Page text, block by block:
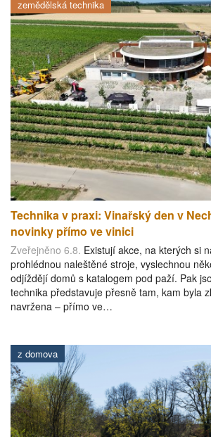
zemědělská technika
Technika v praxi: Vinařský den v
novinky přímo ve vinici
Zveřejněno 6.8. Existují akce, na kterých si
prohlédnou naleštěné stroje, vyslechnou
odjíždějí domů s katalogem pod paží. Pak
technika představuje přesně tam, kam byla
navržena – přímo ve…
z domova